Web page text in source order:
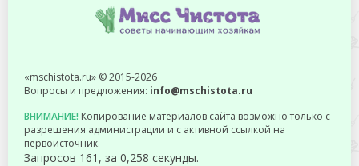
«mschistota.ru» © 2015-2026
Вопросы и предложения: info@mschistota.ru
ВНИМАНИЕ! Копирование материалов сайта возможно только с
разрешения администрации и с активной ссылкой на
первоисточник.
Запросов 161, за 0,258 секунды.